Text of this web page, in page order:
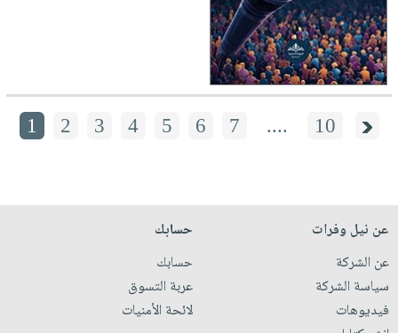
1 2 3 4 5 6 7 .... 10
عن نيل وفرات
عن الشركة
سياسة الشركة
فيديوهات
حسابك
حسابك
عربة التسوق
لائحة الأمنيات